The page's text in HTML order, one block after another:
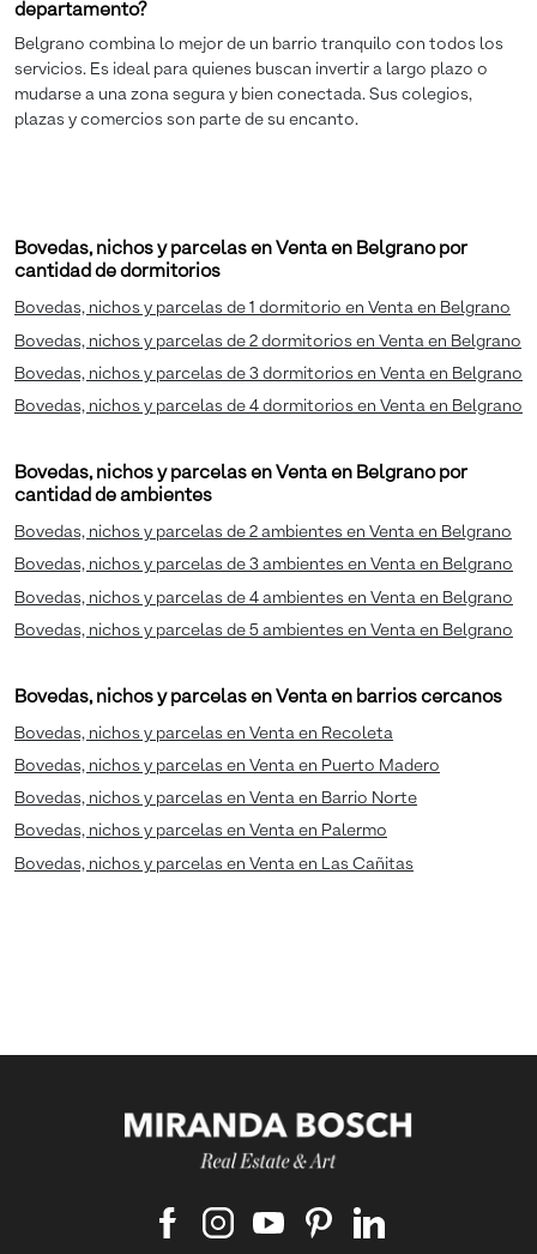
departamento?
Belgrano combina lo mejor de un barrio tranquilo con todos los
servicios. Es ideal para quienes buscan invertir a largo plazo o
mudarse a una zona segura y bien conectada. Sus colegios,
plazas y comercios son parte de su encanto.
Bovedas, nichos y parcelas en Venta en Belgrano por
cantidad de dormitorios
Bovedas, nichos y parcelas de 1 dormitorio en Venta en Belgrano
Bovedas, nichos y parcelas de 2 dormitorios en Venta en Belgrano
Bovedas, nichos y parcelas de 3 dormitorios en Venta en Belgrano
Bovedas, nichos y parcelas de 4 dormitorios en Venta en Belgrano
Bovedas, nichos y parcelas en Venta en Belgrano por
cantidad de ambientes
Bovedas, nichos y parcelas de 2 ambientes en Venta en Belgrano
Bovedas, nichos y parcelas de 3 ambientes en Venta en Belgrano
Bovedas, nichos y parcelas de 4 ambientes en Venta en Belgrano
Bovedas, nichos y parcelas de 5 ambientes en Venta en Belgrano
Bovedas, nichos y parcelas en Venta en barrios cercanos
Bovedas, nichos y parcelas en Venta en Recoleta
Bovedas, nichos y parcelas en Venta en Puerto Madero
Bovedas, nichos y parcelas en Venta en Barrio Norte
Bovedas, nichos y parcelas en Venta en Palermo
Bovedas, nichos y parcelas en Venta en Las Cañitas